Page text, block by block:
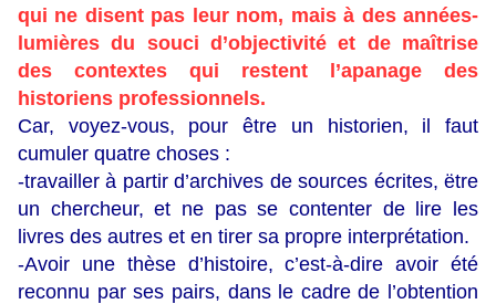
qui ne disent pas leur nom, mais à des années-
lumières du souci d’objectivité et de maîtrise
des contextes qui restent l’apanage des
historiens professionnels.
Car, voyez-vous, pour être un historien, il faut
cumuler quatre choses :
-travailler à partir d’archives de sources écrites, ëtre
un chercheur, et ne pas se contenter de lire les
livres des autres et en tirer sa propre interprétation.
-Avoir une thèse d’histoire, c’est-à-dire avoir été
reconnu par ses pairs, dans le cadre de l’obtention